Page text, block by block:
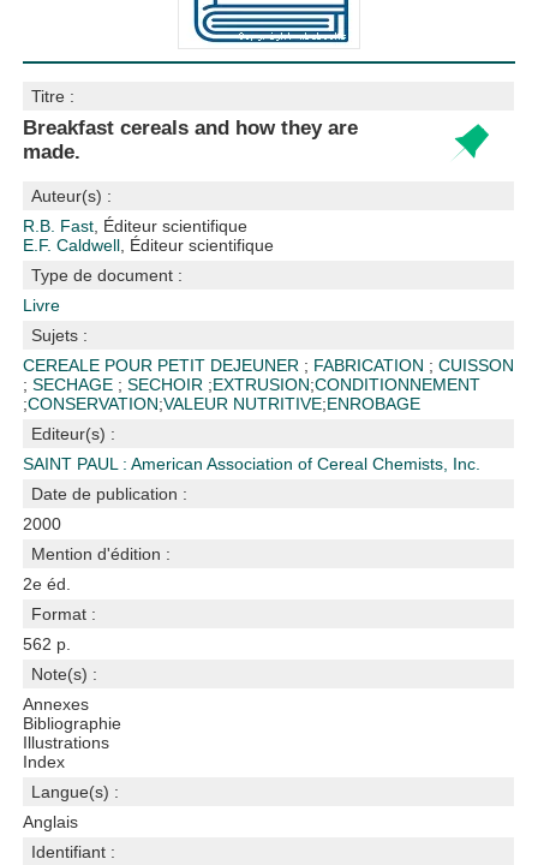
Titre :
Breakfast cereals and how they are
made.
Auteur(s) :
R.B. Fast , Éditeur scientifique
E.F. Caldwell , Éditeur scientifique
Type de document :
Livre
Sujets :
CEREALE POUR PETIT DEJEUNER ; FABRICATION ;CUISSON
;SECHAGE ;SECHOIR ;EXTRUSION;CONDITIONNEMENT
;CONSERVATION;VALEUR NUTRITIVE;ENROBAGE
Editeur(s) :
SAINT PAUL : American Association of Cereal Chemists, Inc.
Date de publication :
2000
Mention d'édition :
2e éd.
Format :
562 p.
Note(s) :
Annexes
Bibliographie
Illustrations
Index
Langue(s) :
Anglais
Identifiant :